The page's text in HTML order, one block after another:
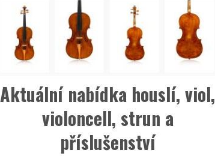
Aktuální nabídka houslí, viol,
violoncell, strun a
příslušenství